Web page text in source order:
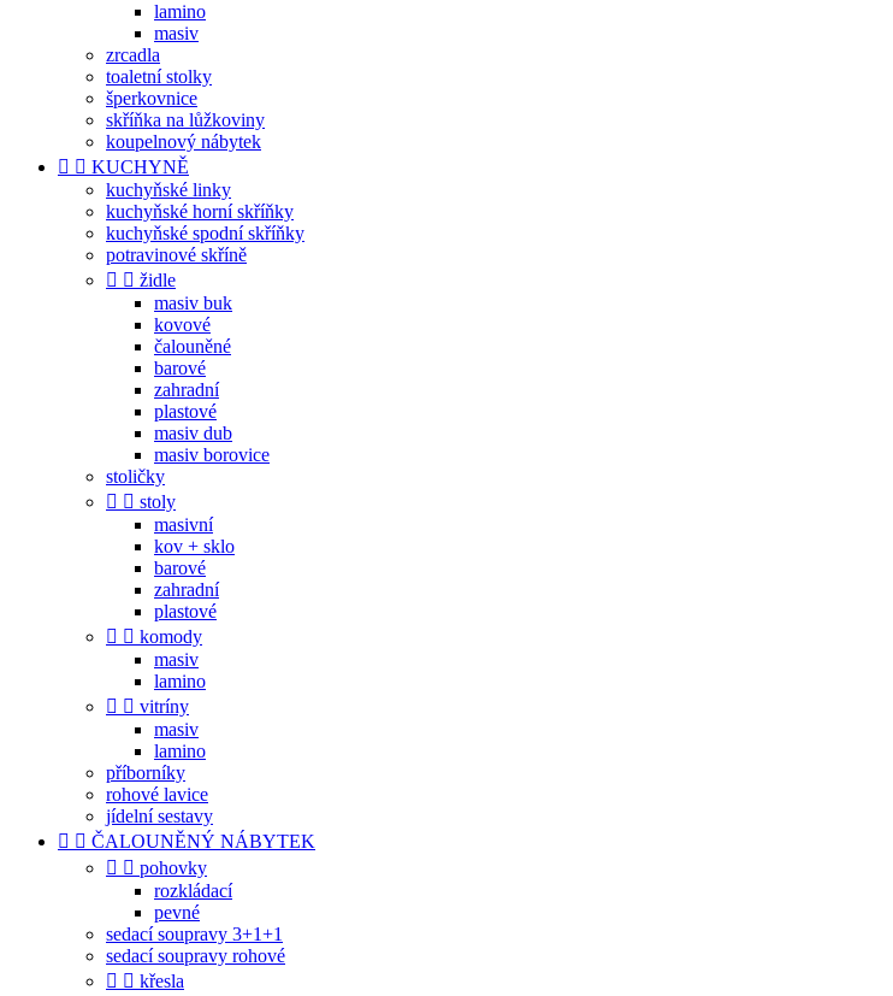
lamino
masiv
zrcadla
toaletní stolky
šperkovnice
skříňka na lůžkoviny
koupelnový nábytek
  KUCHYNĚ
kuchyňské linky
kuchyňské horní skříňky
kuchyňské spodní skříňky
potravinové skříně
  židle
masiv buk
kovové
čalouněné
barové
zahradní
plastové
masiv dub
masiv borovice
stoličky
  stoly
masivní
kov + sklo
barové
zahradní
plastové
  komody
masiv
lamino
  vitríny
masiv
lamino
příborníky
rohové lavice
jídelní sestavy
  ČALOUNĚNÝ NÁBYTEK
  pohovky
rozkládací
pevné
sedací soupravy 3+1+1
sedací soupravy rohové
  křesla